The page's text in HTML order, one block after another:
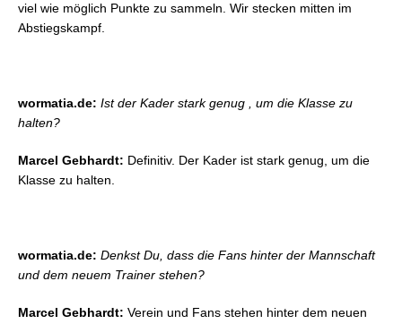
viel wie möglich Punkte zu sammeln. Wir stecken mitten im
Abstiegskampf.
wormatia.de: Ist der Kader stark genug , um die Klasse zu
halten?
Marcel Gebhardt: Definitiv. Der Kader ist stark genug, um die
Klasse zu halten.
wormatia.de: Denkst Du, dass die Fans hinter der Mannschaft
und dem neuem Trainer stehen?
Marcel Gebhardt: Verein und Fans stehen hinter dem neuen